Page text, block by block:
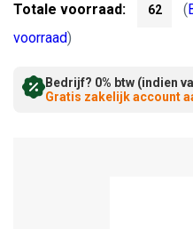
Totale voorraad: 62 (
voorraad)
Bedrijf? 0% btw (indien
Gratis zakelijk account